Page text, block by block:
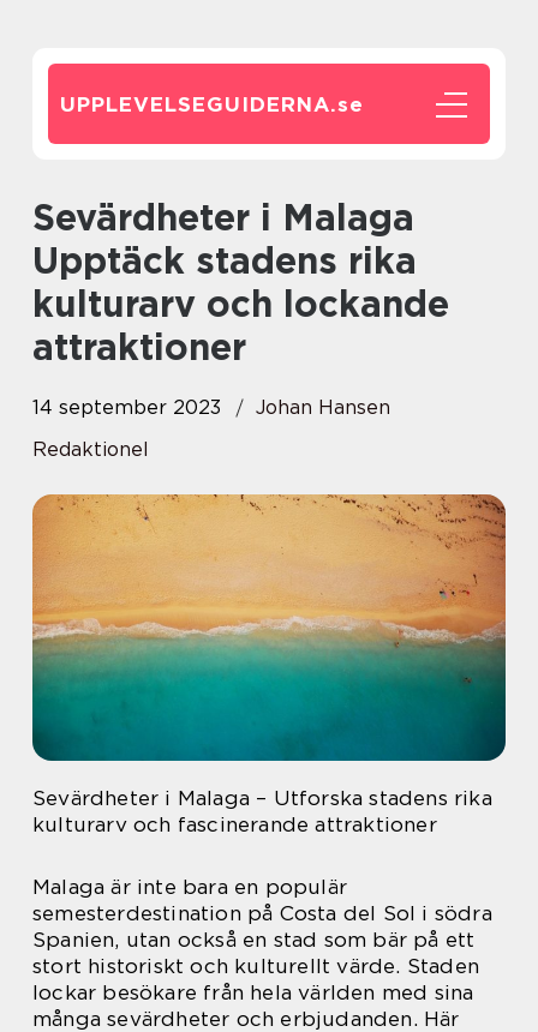
UPPLEVELSEGUIDERNA.se
Sevärdheter i Malaga
Upptäck stadens rika
kulturarv och lockande
attraktioner
14 september 2023
Johan Hansen
Redaktionel
Sevärdheter i Malaga – Utforska stadens rika
kulturarv och fascinerande attraktioner
Malaga är inte bara en populär
semesterdestination på Costa del Sol i södra
Spanien, utan också en stad som bär på ett
stort historiskt och kulturellt värde. Staden
lockar besökare från hela världen med sina
många sevärdheter och erbjudanden. Här